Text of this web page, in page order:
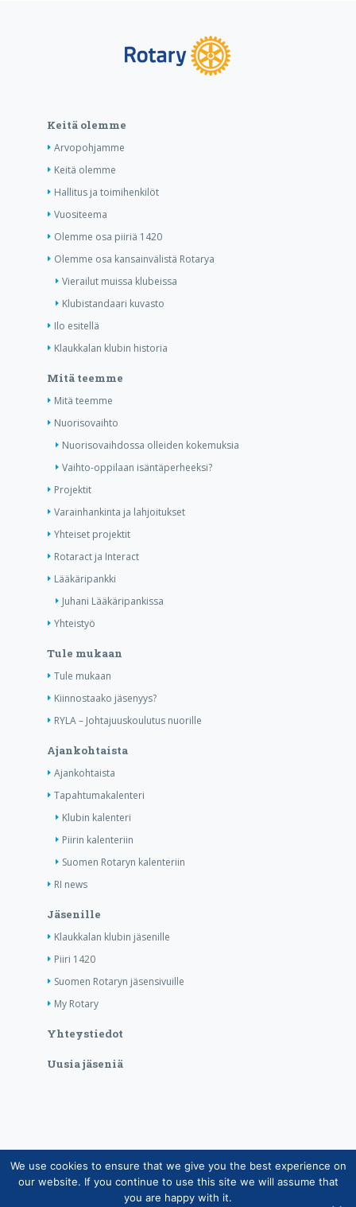
Keitä olemme
Arvopohjamme
Keitä olemme
Hallitus ja toimihenkilöt
Vuositeema
Olemme osa piiriä 1420
Olemme osa kansainvälistä Rotarya
Vierailut muissa klubeissa
Klubistandaari kuvasto
Ilo esitellä
Klaukkalan klubin historia
Mitä teemme
Mitä teemme
Nuorisovaihto
Nuorisovaihdossa olleiden kokemuksia
Vaihto-oppilaan isäntäperheeksi?
Projektit
Varainhankinta ja lahjoitukset
Yhteiset projektit
Rotaract ja Interact
Lääkäripankki
Juhani Lääkäripankissa
Yhteistyö
Tule mukaan
Tule mukaan
Kiinnostaako jäsenyys?
RYLA – Johtajuuskoulutus nuorille
Ajankohtaista
Ajankohtaista
Tapahtumakalenteri
Klubin kalenteri
Piirin kalenteriin
Suomen Rotaryn kalenteriin
RI news
Jäsenille
Klaukkalan klubin jäsenille
Piiri 1420
Suomen Rotaryn jäsensivuille
My Rotary
Yhteystiedot
Uusia jäseniä
Copyright © Suomen Rotarypalvelu ry 2026 |
Jäsentietojärjestelmän tietosuojaseloste|Henkilötietojen
We use cookies to ensure that we give you the best experience on
our website. If you continue to use this site we will assume that
you are happy with it.